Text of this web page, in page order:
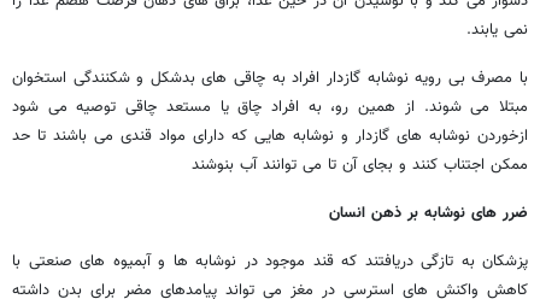
نمی یابند.
با مصرف بی رویه نوشابه گازدار افراد به چاقی های بدشکل و شکنندگی استخوان
مبتلا می شوند. از همین رو، به افراد چاق یا مستعد چاقی توصیه می شود
ازخوردن نوشابه های گازدار و نوشابه هایی که دارای مواد قندی می باشند تا حد
ممکن اجتناب کنند و بجای آن تا می توانند آب بنوشند
ضرر های نوشابه بر ذهن انسان
پزشکان به تازگی دریافتند که قند موجود در نوشابه ها و آبمیوه های صنعتی با
کاهش واکنش های استرسی در مغز می تواند پیامدهای مضر برای بدن داشته